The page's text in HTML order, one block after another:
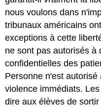
nous voulons dans
tribunaux américains
exceptions à cette
ne sont pas autorisés à
confidentielles des
Personne n'est
violence immédiats.
dire aux élèves de